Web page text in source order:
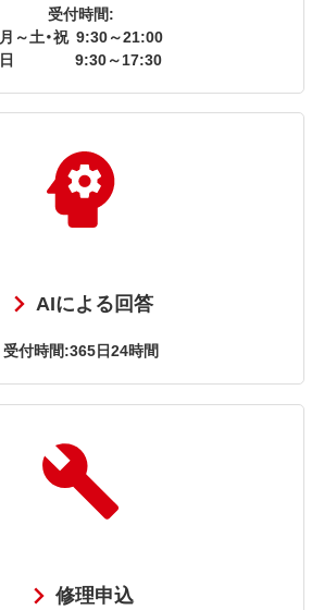
受付時間:
月～土・祝 9:30～21:00
日
9:30～17:30
AIによる回答
受付時間:365日24時間
修理申込